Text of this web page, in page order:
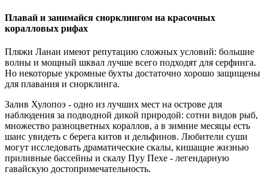
Плавай и занимайся снорклингом на красочных
коралловых рифах
Пляжи Ланаи имеют репутацию сложных условий: большие
волны и мощный шквал лучше всего подходят для серфинга.
Но некоторые укромные бухты достаточно хорошо защищены
для плавания и снорклинга.
Залив Хулопоэ - одно из лучших мест на острове для
наблюдения за подводной дикой природой: сотни видов рыб,
множество разноцветных кораллов, а в зимние месяцы есть
шанс увидеть с берега китов и дельфинов. Любители суши
могут исследовать драматические скалы, кишащие жизнью
приливные бассейны и скалу Пуу Пехе - легендарную
гавайскую достопримечательность.